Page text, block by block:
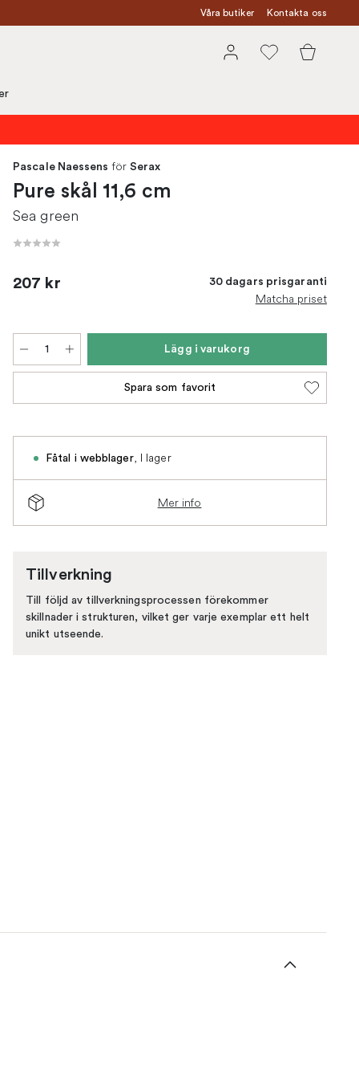
Våra butiker Kontakta oss
Pascale Naessens för Serax
Pure skål 11,6 cm
Sea green
207 kr 30 dagars prisgaranti
Matcha priset
Lägg i varukorg
Spara som favorit
Fåtal i webblager, I lager
Mer info
Tillverkning
Till följd av tillverkningsprocessen förekommer
skillnader i strukturen, vilket ger varje exemplar ett helt
unikt utseende.